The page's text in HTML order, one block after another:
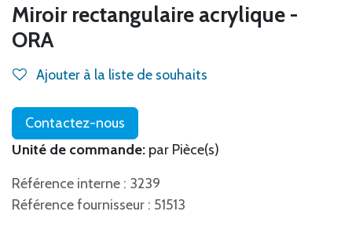
Miroir rectangulaire acrylique -
ORA
Ajouter à la liste de souhaits
Contactez-nous
Unité de commande: par Pièce(s)
Référence interne : 3239
Référence fournisseur : 51513